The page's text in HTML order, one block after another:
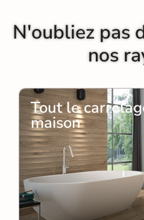
N'oubliez pas
nos
Tout le
maison